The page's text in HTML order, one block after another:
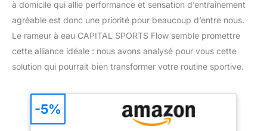
à domicile qui allie performance et sensation d’entraînement
agréable est donc une priorité pour beaucoup d’entre nous.
Le rameur à eau CAPITAL SPORTS Flow semble promettre
cette alliance idéale : nous avons analysé pour vous cette
solution qui pourrait bien transformer votre routine sportive.
-5%